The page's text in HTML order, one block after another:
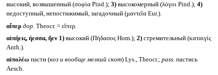
высокий, возвышенный (σοφία Pind.); 3)высокомерный (λόγοι Pind.); 4)
недоступный, непостижимый, загадочный (μαντεῖα Eur.).
αἴπερ дор. Theocr. = εἴπερ.
αἰπήεις, ήεσσα, ῆεν 1)высокий (Πήδασος Hom.); 2)стремительный (καταιγίς
Anth.).
αἰπολέω пасти (коз и вообще мелкий скот) Lys., Theocr.; pass. пастись
Aesch.